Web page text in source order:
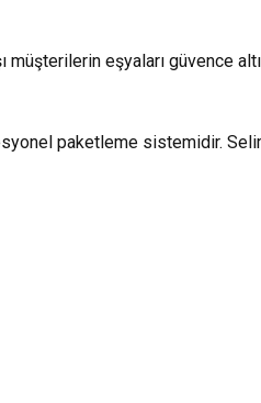
eşyaları güvence
paketleme sistemidir.